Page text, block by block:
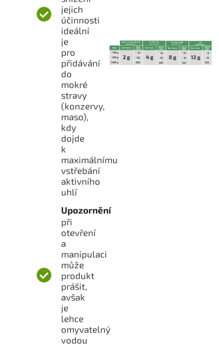
jejich
účinnosti
ideální
je
pro
přidávání
do
mokré
stravy
(konzervy,
maso),
kdy
dojde
k
maximálnímu
vstřebání
aktivního
uhlí
Upozornění
při
otevření
a
manipulaci
může
produkt
prášit,
avšak
je
lehce
omyvatelný
vodou